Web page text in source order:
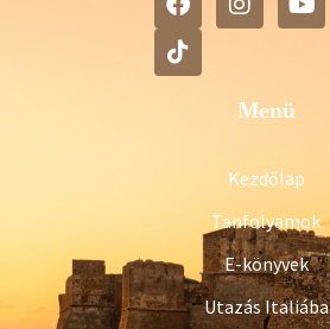
Menü
Kezdőlap
Tanfolyamok
E-könyvek
Utazás Italiába